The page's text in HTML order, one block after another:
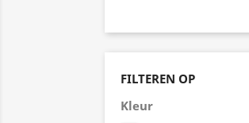
FILTEREN OP
Kleur